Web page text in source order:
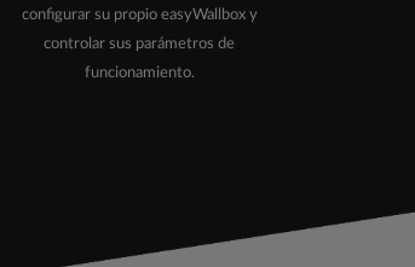
configurar su propio easyWallbox y
controlar sus parámetros de
funcionamiento.